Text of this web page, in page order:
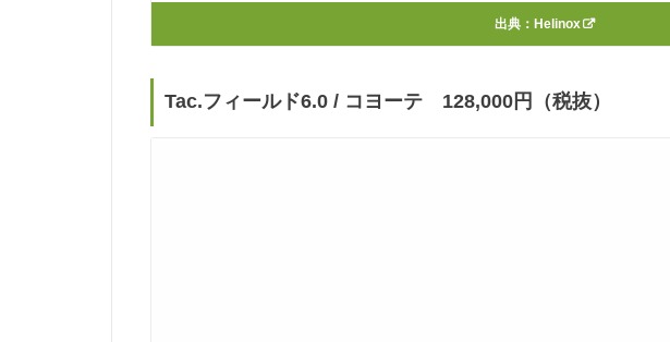
出典： Helinox
Tac.フィールド6.0 / コヨーテ 128,000円（税抜）